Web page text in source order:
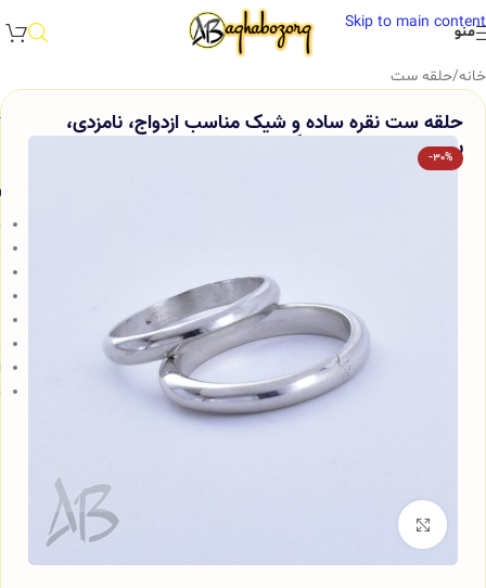
Skip to main content
منو
خانه/حلقه ست
حلقه ست نقره ساده و شیک مناسب ازدواج، نامزدی،
روکش طلاسفید آقابزرگ کد Set6
-30%
برای بزرگنمایی کلیک کنید